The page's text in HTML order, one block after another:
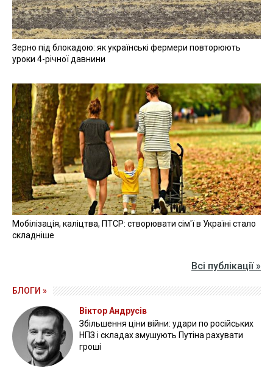
Зерно під блокадою: як українські фермери повторюють
уроки 4-річної давнини
Мобілізація, каліцтва, ПТСР: створювати сім'ї в Україні стало
складніше
Всі публікації »
БЛОГИ »
Віктор Андрусів
Збільшення ціни війни: удари по російських
НПЗ і складах змушують Путіна рахувати
гроші